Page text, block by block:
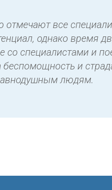
отмечают все
однако время
со специалистами и
и
людям.